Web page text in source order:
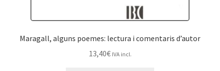
Maragall, alguns poemes: lectura i comentaris d’autor
13,40€ IVA incl.